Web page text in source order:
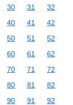
30 31
32
40 41
42
50 51
52
60 61
62
70 71
72
80 81
82
90 91
92